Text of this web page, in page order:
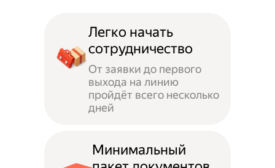
Легко начать
сотрудничество
От заявки до первого
выхода на линию
пройдёт всего несколько
дней
Минимальный